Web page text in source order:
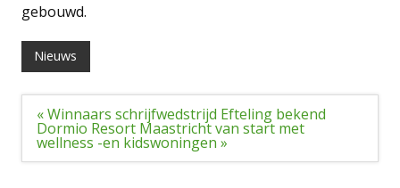
gebouwd.
Nieuws
Bericht
navigatie
« Winnaars schrijfwedstrijd Efteling bekend
Dormio Resort Maastricht van start met
wellness -en kidswoningen »